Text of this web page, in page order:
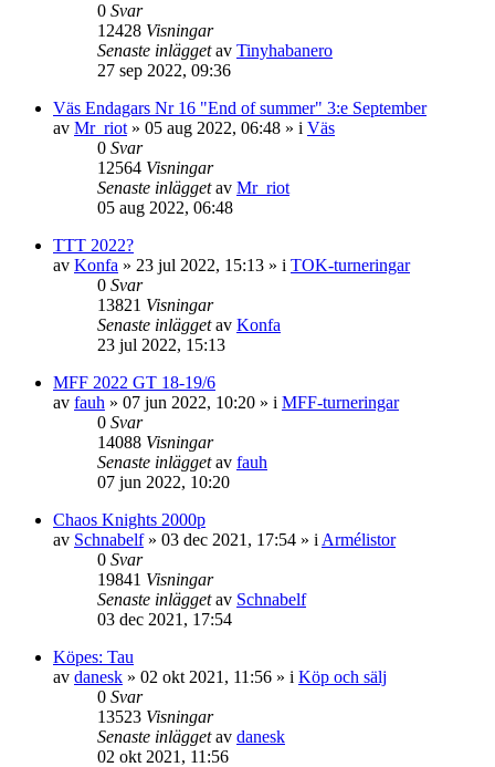
0 Svar
12428 Visningar
Senaste inläggetav Tinyhabanero
27 sep 2022, 09:36
Väs Endagars Nr 16 "End of summer" 3:e September
av Mr_riot » 05 aug 2022, 06:48 » i Väs
0 Svar
12564 Visningar
Senaste inläggetav Mr_riot
05 aug 2022, 06:48
TTT 2022?
av Konfa » 23 jul 2022, 15:13 » i TOK-turneringar
0 Svar
13821 Visningar
Senaste inläggetav Konfa
23 jul 2022, 15:13
MFF 2022 GT 18-19/6
av fauh » 07 jun 2022, 10:20 » i MFF-turneringar
0 Svar
14088 Visningar
Senaste inläggetav fauh
07 jun 2022, 10:20
Chaos Knights 2000p
av Schnabelf» 03 dec 2021, 17:54 » i Armélistor
0 Svar
19841 Visningar
Senaste inläggetav Schnabelf
03 dec 2021, 17:54
Köpes: Tau
av danesk » 02 okt 2021, 11:56 » i Köp och sälj
0 Svar
13523 Visningar
Senaste inläggetav danesk
02 okt 2021, 11:56